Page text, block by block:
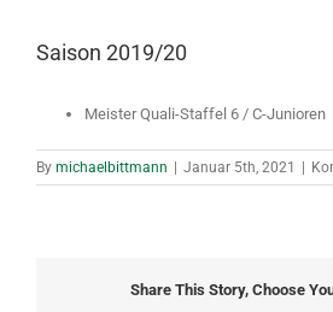
Saison 2019/20
Meister Quali-Staffel 6 / C-Junioren
By michaelbittmann | Januar 5th, 2021 |
Share This Story, Choose